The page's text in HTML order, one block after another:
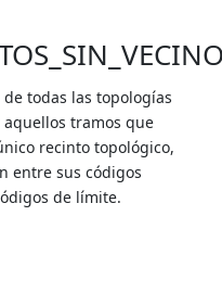
todas las topologías
tramos que
recinto topológico,
entre sus códigos
de límite.